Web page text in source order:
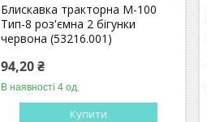
Блискавка тракторна М-100
Тип-8 роз'ємна 2 бігунки
червона (53216.001)
94,20 ₴
В наявності 4 од.
Купити